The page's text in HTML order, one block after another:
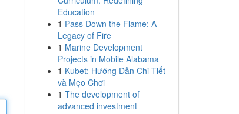
Education
1 Pass Down the Flame: A
Legacy of Fire
1 Marine Development
Projects in Mobile Alabama
1 Kubet: Hướng Dẫn Chi Tiết
và Mẹo Chơi
1 The development of
advanced investment